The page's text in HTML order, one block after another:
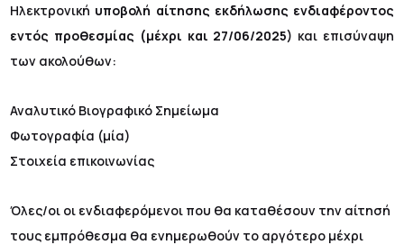
Ηλεκτρονική υποβολή αίτησης εκδήλωσης ενδιαφέροντος
εντός προθεσμίας (μέχρι και 27/06/2025) και επισύναψη
των ακολούθων:
Αναλυτικό Βιογραφικό Σημείωμα
Φωτογραφία (μία)
Στοιχεία επικοινωνίας
Όλες/οι οι ενδιαφερόμενοι που θα καταθέσουν την αίτησή
τους εμπρόθεσμα θα ενημερωθούν το αργότερο μέχρι